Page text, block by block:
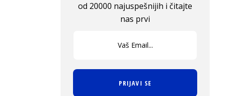
od 20000 najuspešnijih i čitajte
nas prvi
PRIJAVI SE